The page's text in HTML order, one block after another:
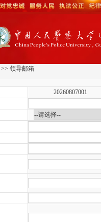
>> 领导邮箱
20260807001